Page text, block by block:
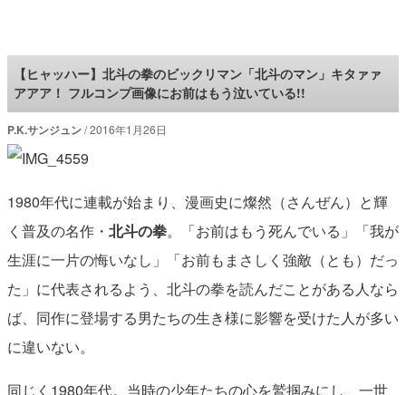
ロケットニュース24
【ヒャッハー】北斗の拳のビックリマン「北斗のマン」キタァァ
アアア！ フルコンプ画像にお前はもう泣いている!!
P.K.サンジュン 2016年1月26日
1980年代に連載が始まり、漫画史に燦然（さんぜん）と輝
く普及の名作・ 北斗の拳。「お前はもう死んでいる」「我が
生涯に一片の悔いなし」「お前もまさしく強敵（とも）だっ
た」に代表されるよう、北斗の拳を読んだことがある人なら
ば、同作に登場する男たちの生き様に影響を受けた人が多い
に違いない。
同じく1980年代。当時の少年たちの心を鷲掴みにし、一世